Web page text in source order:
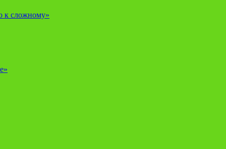
к сложному»